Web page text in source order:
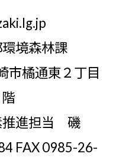
境森林課
通東２丁目
進担当 磯
FAX 0985-26-